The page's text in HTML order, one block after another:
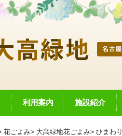
利用案内 施設紹介
花ごよみ 大高緑地花ごよみ ひまわり